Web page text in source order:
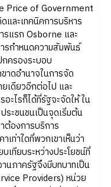
Price of Government
และเทคนิคการบริหาร
รแรก Osborne และ
รกำหนดความสัมพันธ์
กครองระบอบ
าดอำนาจในการจัด
เดียวอีกต่อไป และ
ะไรก็ได้ที่รัฐจะจัดให้ ใน
ระชนชนเป็นจุดเริ่มต้น
ต้องการบริการ
เท่าใดที่พวกเขาเห็นว่า
เทียบระหว่างประโยชน์ที่
นภาครัฐจึงมีบทบาทเป็น
Providers) หน่วย